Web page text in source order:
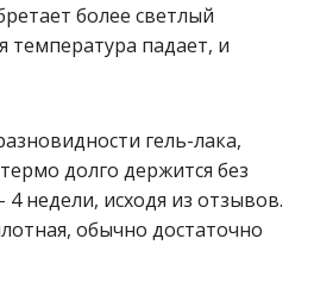
более светлый
температура падает, и
гель-лака,
долго держится без
недели, исходя из отзывов.
обычно достаточно